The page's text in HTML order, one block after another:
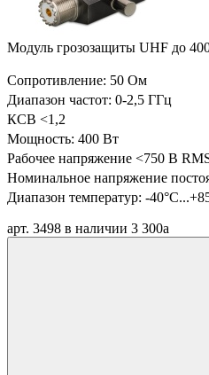
Модуль грозозащиты UHF до
Сопротивление: 50 Ом
Диапазон частот: 0-2,5 ГГц
КСВ <1,2
Мощность: 400 Вт
Рабочее напряжение <750 В
Номинальное напряжение
Диапазон температур: -
арт. 3498 в наличии 3 300a